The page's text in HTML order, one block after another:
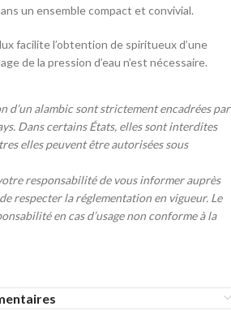
un ensemble compact et convivial.
facilite l’obtention de spiritueux d’une
de la pression d’eau n’est nécessaire.
d’un alambic sont strictement encadrées par
Dans certains États, elles sont interdites
elles peuvent être autorisées sous
responsabilité de vous informer auprès
respecter la réglementation en vigueur. Le
en cas d’usage non conforme à la